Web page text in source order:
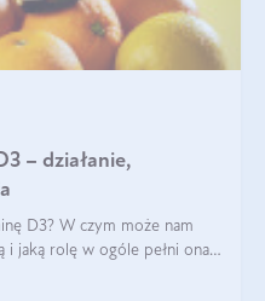
– działanie,
D3? W czym może nam
i jaką rolę w ogóle pełni ona